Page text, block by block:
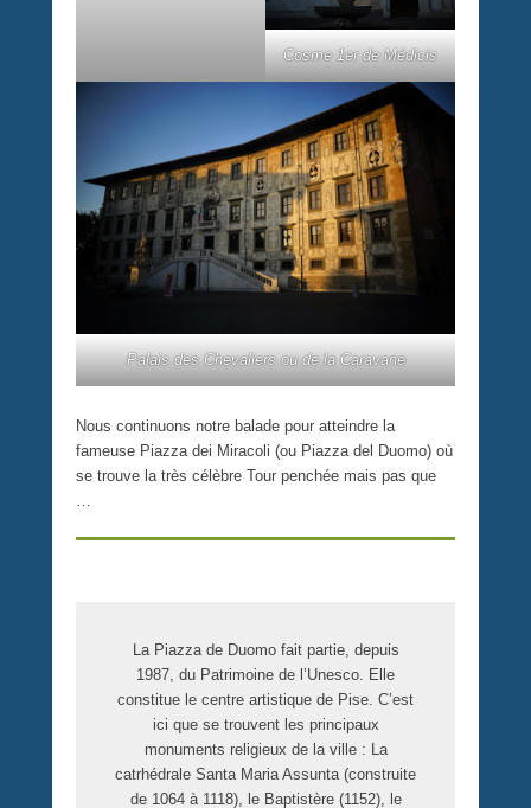
Cosme 1er de Médicis
Palais des Chevaliers ou de la Caravane
Nous continuons notre balade pour atteindre la
fameuse Piazza dei Miracoli (ou Piazza del Duomo) où
se trouve la très célèbre Tour penchée mais pas que
La Piazza de Duomo fait partie, depuis
1987, du Patrimoine de l’Unesco. Elle
constitue le centre artistique de Pise. C’est
ici que se trouvent les principaux
monuments religieux de la ville : La
catrhédrale Santa Maria Assunta (construite
de 1064 à 1118), le Baptistère (1152), le